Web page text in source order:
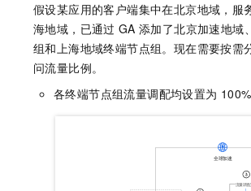
假设某应用的客户端集中在北京地域，服
海地域，已通过 GA 添加了北京加速地域
组和上海地域终端节点组。现在需要按需
问流量比例。
各终端节点组流量调配均设置为 100%